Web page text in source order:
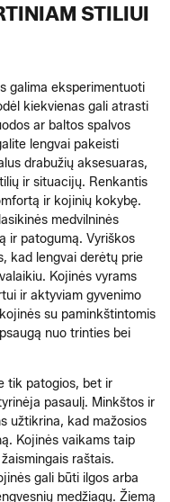
STILIUI
galima eksperimentuoti
kiekvienas gali atrasti
ar baltos spalvos
lengvai pakeisti
drabužių aksesuaras,
ir situacijų. Renkantis
ir kojinių kokybę.
medvilninės
ir patogumą. Vyriškos
kad lengvai derėtų prie
Kojinės vyrams
ir aktyviam gyvenimo
su paminkštintomis
nuo trinties bei
tik patogios, bet ir
pasaulį. Minkštos ir
užtikrina, kad mažosios
Kojinės vaikams taip
raštais.
gali būti ilgos arba
medžiagų. Žiemą